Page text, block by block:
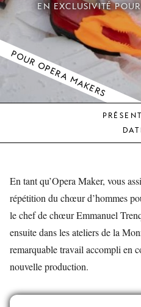
POUR OPERA MAKERS
EN EXCLUSIVITÉ
En tant qu’Opera Maker, vous
répétition du chœur d’hommes
le chef de chœur Emmanuel
ensuite dans les ateliers de la
remarquable travail accompli en
nouvelle production.